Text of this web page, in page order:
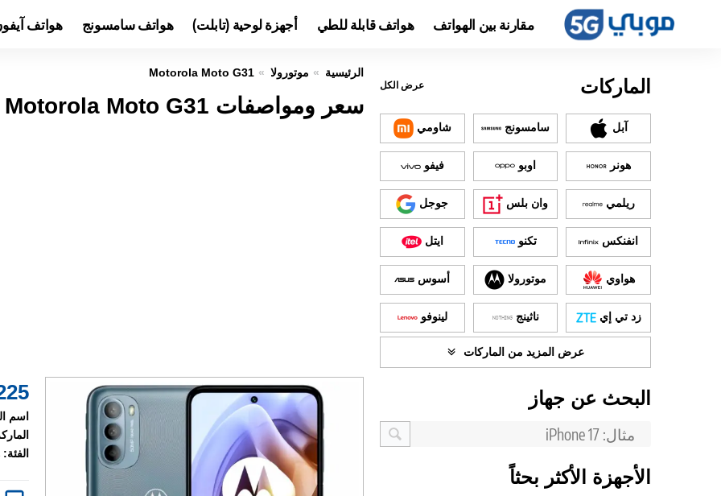
مقارنة بين الهواتف هواتف قابلة للطي أجهزة لوحية (تابلت) هواتف سامسونج هواتف
الرئيسية موتورولا Motorola Moto G31
سعر ومواصفات Motorola Moto G31 عيوب ومميزات
$
اسم
الفئة:
الماركات عرض الكل
آبل سامسونج شاومي
هونر اوبو فيفو
ريلمي وان بلس جوجل
انفنكس تكنو ايتل
هواوي موتورولا أسوس
زد تي إي ناثينج لينوفو
عرض المزيد من الماركات
البحث عن جهاز
الأجهزة الأكثر بحثاً